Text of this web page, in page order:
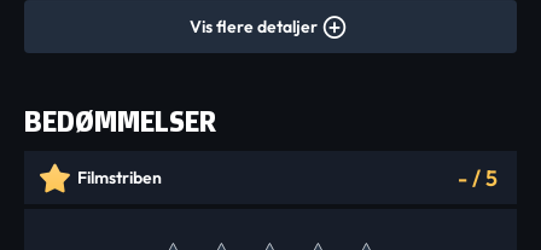
Vis flere detaljer
BEDØMMELSER
Filmstriben -/5